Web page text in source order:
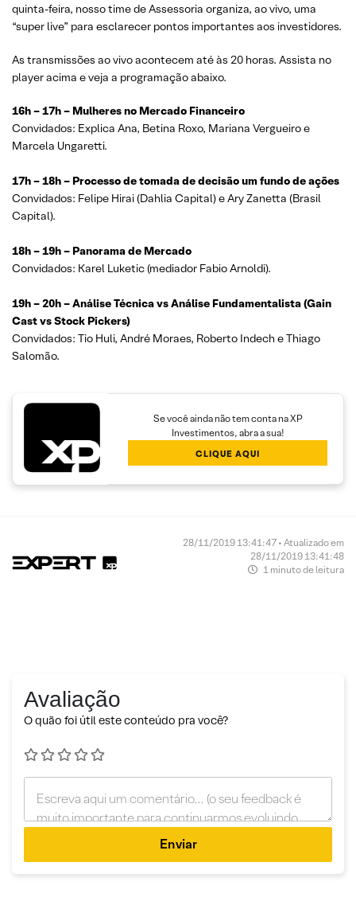
quinta-feira, nosso time de Assessoria organiza, ao vivo, uma
“super live” para esclarecer pontos importantes aos investidores.
As transmissões ao vivo acontecem até às 20 horas. Assista no
player acima e veja a programação abaixo.
16h – 17h – Mulheres no Mercado Financeiro
Convidados: Explica Ana, Betina Roxo, Mariana Vergueiro e
Marcela Ungaretti.
17h – 18h – Processo de tomada de decisão um fundo de ações
Convidados: Felipe Hirai (Dahlia Capital) e Ary Zanetta (Brasil
Capital).
18h – 19h – Panorama de Mercado
Convidados: Karel Luketic (mediador Fabio Arnoldi).
19h – 20h – Análise Técnica vs Análise Fundamentalista (Gain
Cast vs Stock Pickers)
Convidados: Tio Huli, André Moraes, Roberto Indech e Thiago
Salomão.
Se você ainda não tem conta na XP
Investimentos, abra a sua!
CLIQUE AQUI
28/11/2019 13:41:47 • Atualizado em
28/11/2019 13:41:48
1 minuto de leitura
Avaliação
O quão foi útil este conteúdo pra você?
Enviar